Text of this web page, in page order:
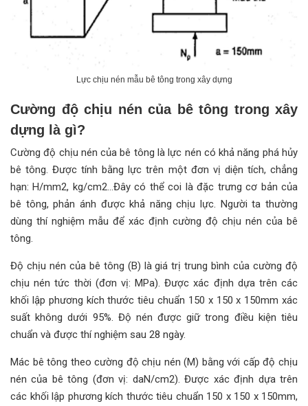
Lực chịu nén mẫu bê tông trong xây dựng
Cường độ chịu nén của bê tông trong xây
dựng là gì?
Cường độ chịu nén của bê tông là lực nén có khả năng phá hủy
bê tông. Được tính bằng lực trên một đơn vị diện tích, chẳng
hạn: H/mm2, kg/cm2…Đây có thể coi là đặc trưng cơ bản của
bê tông, phản ánh được khả năng chịu lực. Người ta thường
dùng thí nghiệm mẫu để xác định cường độ chịu nén của bê
tông.
Độ chịu nén của bê tông (B) là giá trị trung bình của cường độ
chịu nén tức thời (đơn vị: MPa). Được xác định dựa trên các
khối lập phương kích thước tiêu chuẩn 150 x 150 x 150mm xác
suất không dưới 95%. Độ nén được giữ trong điều kiện tiêu
chuẩn và được thí nghiệm sau 28 ngày.
Mác bê tông theo cường độ chịu nén (M) bằng với cấp độ chịu
nén của bê tông (đơn vị: daN/cm2). Được xác định dựa trên
các khối lập phương kích thước tiêu chuẩn 150 x 150 x 150mm,